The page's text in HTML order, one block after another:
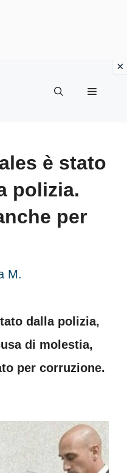
Menu
è stato
polizia.
per
M.
dalla polizia,
di molestia,
per corruzione.